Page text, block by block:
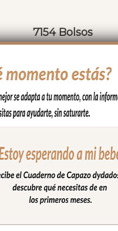
7154 Bolsos
Provenza Rayas
Desde: 52.50 €
Seleccionar opciones